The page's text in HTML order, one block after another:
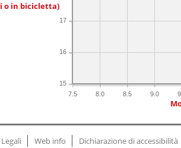
o in bicicletta)
7.5 8.0 8.5 9.0
15
16
17
Web info Dichiarazione di accessibilità